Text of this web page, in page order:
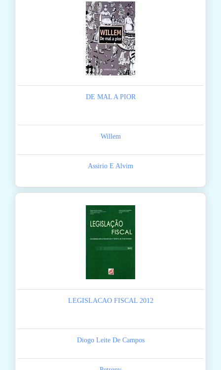
DE MAL A PIOR
Willem
Assirio E Alvim
LEGISLACAO FISCAL 2012
Diogo Leite De Campos